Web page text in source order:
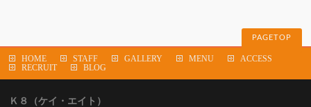
PAGETOP
HOME STAFF GALLERY MENU
ACCESS
RECRUIT
BLOG
Ｋ８（ケイ・エイト）